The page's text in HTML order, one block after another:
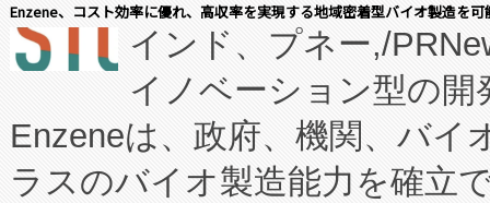
Enzene、コスト効率に優れ、高収率を実現する地域密着型バイオ製造を
インド、プネー,/
イノベーション型の
Enzeneは、政府、機関、バイ
ラスのバイオ製造能力を確立